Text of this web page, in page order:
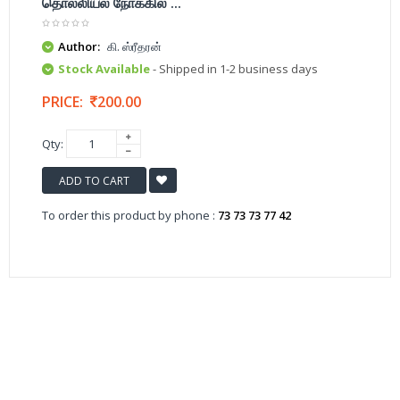
Author: கி. ஸ்ரீதரன்
Stock Available- Shipped in 1-2 business days
PRICE: 200.00
Qty:
ADD TO CART
To order this product by phone : 73 73 73 77 42